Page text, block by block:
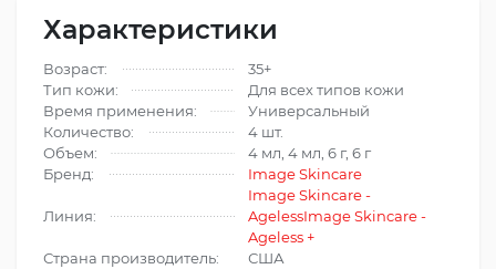
Характеристики
Возраст:
35+
Тип кожи:
Для всех типов кожи
Время применения:
Универсальный
Количество:
4 шт.
Объем:
4 мл, 4 мл, 6 г, 6 г
Бренд:
Image Skincare
Линия:
Image Skincare -
AgelessImage Skincare -
Ageless +
Страна производитель:
США